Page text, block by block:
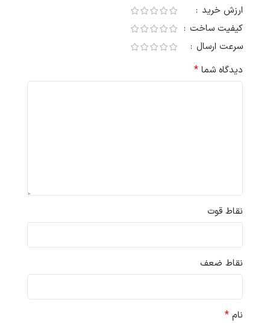
ارزش خرید
کیفیت ساخت
سرعت ارسال
دیدگاه شما *
نقاط قوت
نقاط ضعف
نام *